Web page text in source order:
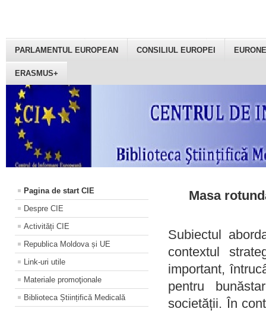
PARLAMENTUL EUROPEAN CONSILIUL EUROPEI
ERASMUS+
Pagina de start CIE
Despre CIE
Activități CIE
Republica Moldova și UE
Link-uri utile
Materiale promoţionale
Biblioteca Științifică Medicală
Masa
Subiectul
contextul
important,
pentru
societății. În